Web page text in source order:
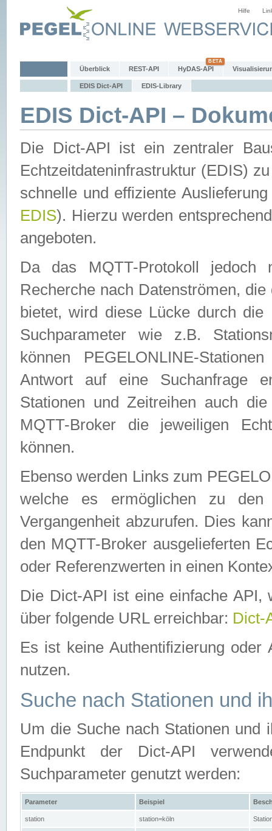
Hilfe
Überblick REST-API HyDAS-API
EDIS Dict-API EDIS-Library
EDIS Dict-API –
Die Dict-API ist ein zentraler
Echtzeitdateninfrastruktur (EDIS)
schnelle und effiziente
EDIS). Hierzu werden
angeboten.
Da das MQTT-Protokoll jedoch
Recherche nach Datenströmen,
bietet, wird diese Lücke durch die
Suchparameter wie z.B.
können PEGELONLINE-
Antwort auf eine Suchanfrage
Stationen und Zeitreihen auch
MQTT-Broker die jeweiligen
können.
Ebenso werden Links zum
welche es ermöglichen zu den
Vergangenheit abzurufen. Dies
den MQTT-Broker ausgelieferten
oder Referenzwerten in einen
Die Dict-API ist eine einfache API,
über folgende URL erreichbar: Dict-
Es ist keine Authentifizierung
nutzen.
Suche nach Stationen und
Um die Suche nach Stationen und
Endpunkt der Dict-API
Suchparameter genutzt werden:
Parameter Beispiel
station station=köln